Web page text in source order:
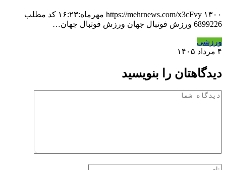
https://mehrnews.com/x3cFvy ۱۳۰۰ مهرماه:۱۶:۲۳ کد مطلب
6899226 ورزش فوتبال جهان ورزش فوتبال جهان…
ورزشی
۴ مرداد ۱۴۰۵
دیدگاهتان را بنویسید